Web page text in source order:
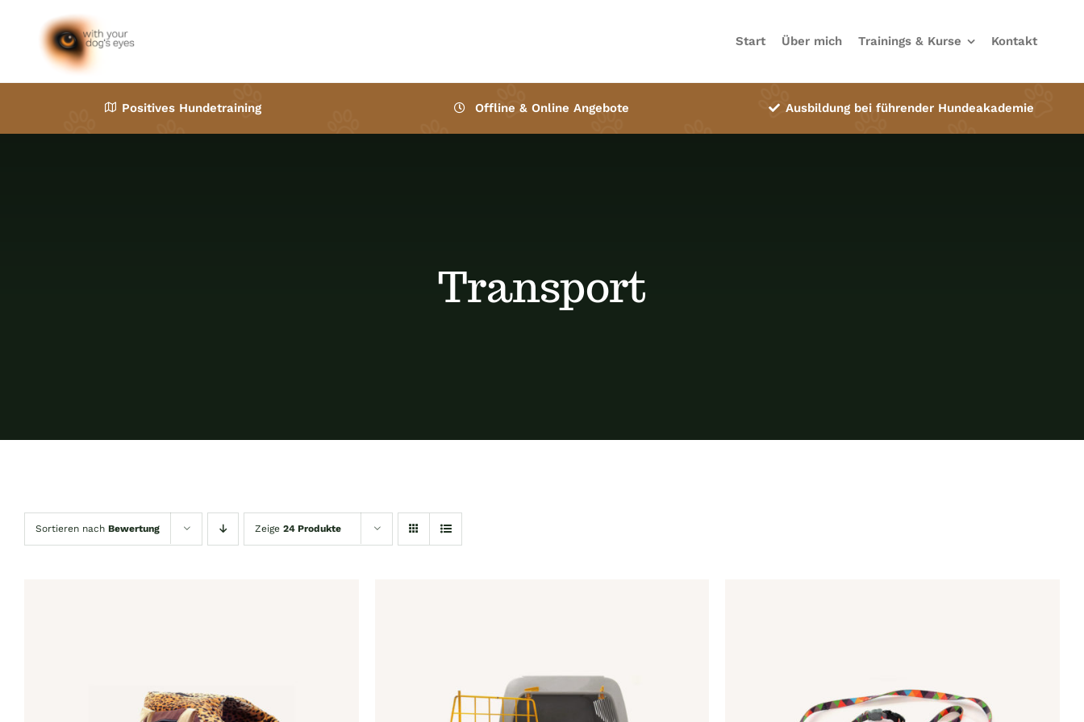
springen
Start Über mich Trainings & Kurse Kontakt
Positives Hundetraining Offline & Online Angebote Ausbildung bei führender Hundeakademie
Transport
Sortieren nach Bewertung Zeige 24 Produkte